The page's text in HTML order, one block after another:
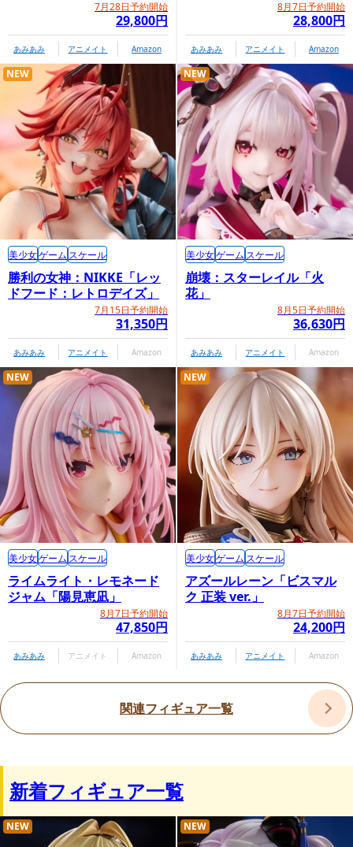
7月28日予約開始
29,800円
あみあみ アニメイト Amazon
8月7日予約開始
28,800円
あみあみ アニメイト Amazon
勝利の女神：NIKKE「レッ
ドフード：レトロデイズ」
7月15日予約開始
31,350円
NEW
美少女ゲーム スケール
あみあみ アニメイト Amazon
崩壊：スターレイル「火
花」
8月5日予約開始
36,630円
NEW
美少女ゲーム スケール
あみあみ アニメイト Amazon
ライムライト・レモネード
ジャム「陽見恵凪」
8月7日予約開始
47,850円
NEW
美少女ゲーム スケール
あみあみ アニメイト Amazon
アズールレーン「ビスマル
ク 正装 ver.」
8月7日予約開始
24,200円
NEW
美少女ゲーム スケール
あみあみ アニメイト Amazon
関連フィギュア一覧
新着フィギュア一覧
NEW NEW